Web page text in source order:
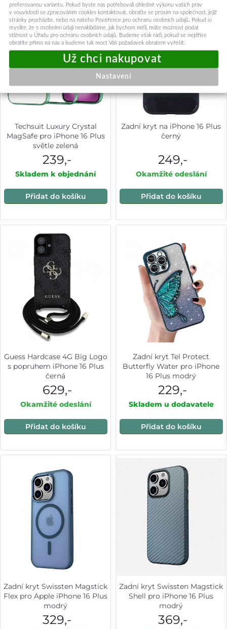
Techsuit Luxury Crystal
MagSafe pro iPhone 16 Plus
světle zelená
239,-
Skladem k objednání
Přidat do košíku
Zadní kryt na iPhone 16 Plus
černý
249,-
Okamžité odeslání
Přidat do košíku
Guess Hardcase 4G Big Logo
s popruhem iPhone 16 Plus
černá
629,-
Okamžité odeslání
Přidat do košíku
Zadní kryt Tel Protect
Butterfly Water pro iPhone
16 Plus modrý
229,-
Skladem u dodavatele
Přidat do košíku
Zadní kryt Swissten Magstick
Flex pro Apple iPhone 16 Plus
modrý
329,-
Zadní kryt Swissten Magstick
Shell pro iPhone 16 Plus
modrý
369,-
preferovanou variantu. Pokud byste nás potřebovali ohledně výkonu vašich práv
v souvislosti se zpracováním cookies kontaktovat, obraťte se prosím na společnost, jejíž
stránky procházíte, nebo na našeho Pověřence pro ochranu osobních údajů. Pokud si
myslíte, že s osobními údaji nenakládáme, jak bychom měli, máte možnost podat
stížnost u Úřadu pro ochranu osobních údajů. Budeme však rádi, pokud se nejdříve
obrátíte přímo na nás a budeme tak moct Váš požadavek obratem vyřešit.
Nastavení